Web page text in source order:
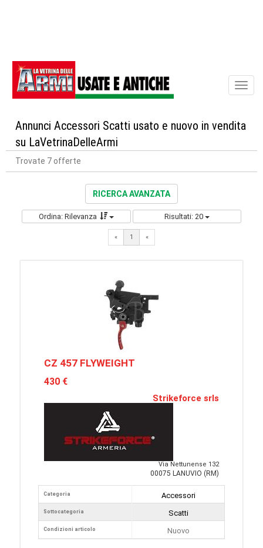
Annunci Accessori Scatti usato e nuovo in vendita
su LaVetrinaDelleArmi
Trovate 7 offerte
RICERCA AVANZATA
Ordina: Rilevanza Risultati: 20
« 1 «
CZ 457 FLYWEIGHT
430 €
Strikeforce srls
Via Nettunense 132
00075 LANUVIO (RM)
Categoria
Sottocategoria
Condizioni articolo
Accessori
Scatti
Nuovo